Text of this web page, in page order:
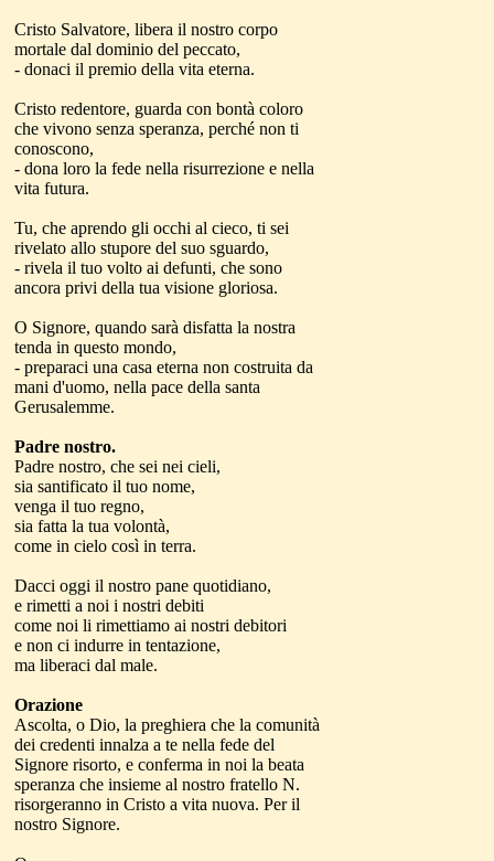
Cristo Salvatore, libera il nostro corpo
mortale dal dominio del peccato,
- donaci il premio della vita eterna.
Cristo redentore, guarda con bontà coloro
che vivono senza speranza, perché non ti
conoscono,
- dona loro la fede nella risurrezione e nella
vita futura.
Tu, che aprendo gli occhi al cieco, ti sei
rivelato allo stupore del suo sguardo,
- rivela il tuo volto ai defunti, che sono
ancora privi della tua visione gloriosa.
O Signore, quando sarà disfatta la nostra
tenda in questo mondo,
- preparaci una casa eterna non costruita da
mani d'uomo, nella pace della santa
Gerusalemme.
Padre nostro.
Padre nostro, che sei nei cieli,
sia santificato il tuo nome,
venga il tuo regno,
sia fatta la tua volontà,
come in cielo così in terra.
Dacci oggi il nostro pane quotidiano,
e rimetti a noi i nostri debiti
come noi li rimettiamo ai nostri debitori
e non ci indurre in tentazione,
ma liberaci dal male.
Orazione
Ascolta, o Dio, la preghiera che la comunità
dei credenti innalza a te nella fede del
Signore risorto, e conferma in noi la beata
speranza che insieme al nostro fratello N.
risorgeranno in Cristo a vita nuova. Per il
nostro Signore.